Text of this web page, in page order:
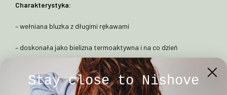
Charakterystyka:
– wełniana bluzka z długimi rękawami
– doskonała jako bielizna termoaktywna i na co dzień
bardzo delikatna i przyjemna dla skóry wełna
– dzianina wykonana ze starannie dobranej, najlepszej jakości
Stay close to Nishove